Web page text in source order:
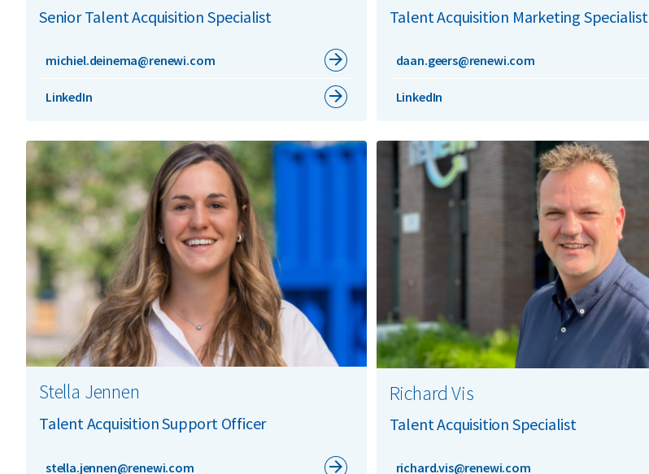
Senior Talent Acquisition Specialist
michiel.deinema@renewi.com
LinkedIn
Talent Acquisition Marketing Specialist
daan.geers@renewi.com
LinkedIn
Stella Jennen
Talent Acquisition Support Officer
stella.jennen@renewi.com
Richard Vis
Talent Acquisition Specialist
richard.vis@renewi.com